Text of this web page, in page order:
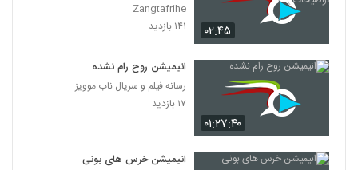
۰۲:۴۵
Zangtafrihe
۱۴۱ بازدید
۰۱:۲۷:۴۰
انیمیشن روح رام نشده
رسانه فیلم و سریال ناب موویز
۱۷ بازدید
انیمیشن خرس های بونی